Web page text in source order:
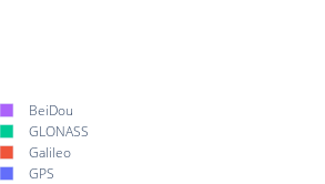
BeiDou
GLONASS
Galileo
GPS